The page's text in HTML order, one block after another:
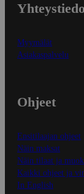
Myymälät
Asiakaspalvelu
Ohjeet
Ensitilaajan ohjeet
Näin maksat
Näin tilaat ja
Kaikki ohjeet ja
In English